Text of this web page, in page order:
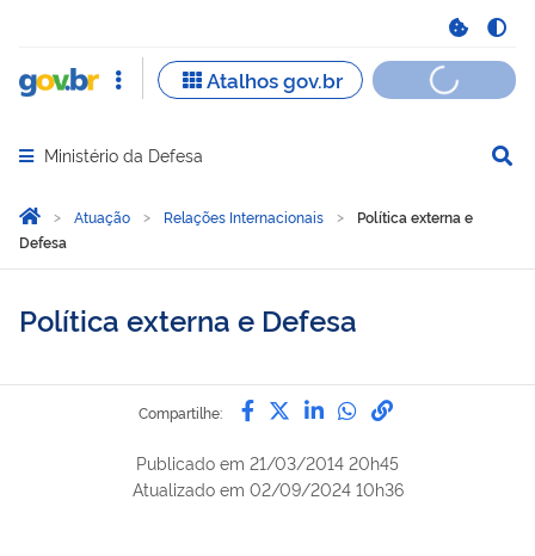
Abrir menu principal de navegação
Ministério da Defesa
Você está aqui:
Página Inicial
Atuação Relações Internacionais
Política externa e
Defesa
Política externa e Defesa
Compartilhe: Compartilhe por Facebook
Compartilhe por Twitter
Compartilhe por
Compartilhe
link para
Publicado em 21/03/2014 20h45
Atualizado em 02/09/2024 10h36